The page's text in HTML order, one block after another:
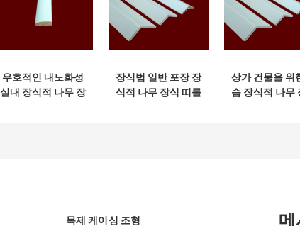
우호적인 내노화성
실내 장식적 나무 장
장식법 일반 포장 장
식적 나무 장식 띠를
상가 건물을 위
습 장식적 나무
목제 케이싱 조형 메